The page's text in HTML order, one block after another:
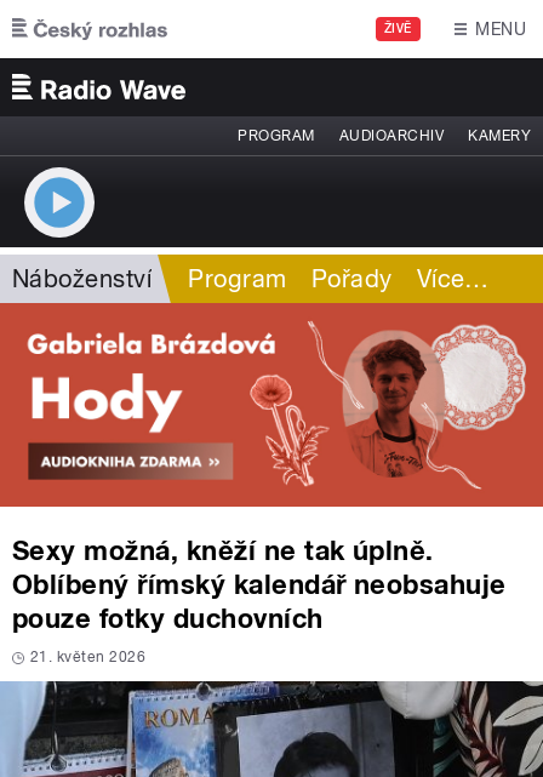
Přejít k hlavnímu obsahu
ŽIVĚ MENU
PROGRAM AUDIOARCHIV KAMERY
Náboženství Program Pořady Více…
Sexy možná, kněží ne tak úplně.
Oblíbený římský kalendář neobsahuje
pouze fotky duchovních
21. květen 2026